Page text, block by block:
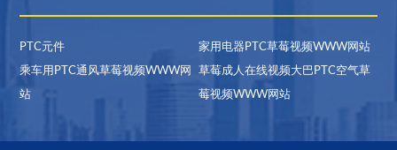
PTC元件 家用电器PTC草莓视频WWW网站
乘车用PTC通风草莓视频WWW网
站
草莓成人在线视频大巴PTC空气草
莓视频WWW网站